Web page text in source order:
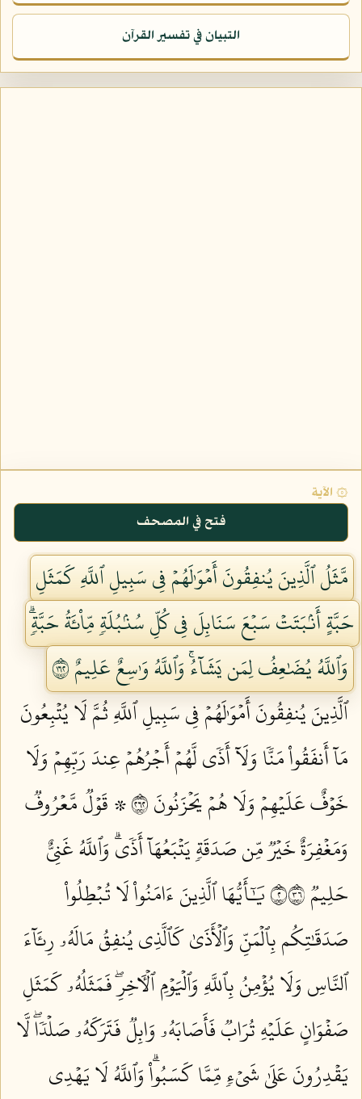
التبيان في تفسير القرآن
۞ الآية
فتح في المصحف
مَّثَلُ ٱلَّذِينَ يُنفِقُونَ أَمۡوَٰلَهُمۡ فِي سَبِيلِ ٱللَّهِ كَمَثَلِ
حَبَّةٍ أَنۢبَتَتۡ سَبۡعَ سَنَابِلَ فِي كُلِّ سُنۢبُلَةٖ مِّاْئَةُ حَبَّةٖۗ
وَٱللَّهُ يُضَٰعِفُ لِمَن يَشَآءُۚ وَٱللَّهُ وَٰسِعٌ عَلِيمٌ ٢٦١
ٱلَّذِينَ يُنفِقُونَ أَمۡوَٰلَهُمۡ فِي سَبِيلِ ٱللَّهِ ثُمَّ لَا يُتۡبِعُونَ
مَآ أَنفَقُواْ مَنّٗا وَلَآ أَذٗى لَّهُمۡ أَجۡرُهُمۡ عِندَ رَبِّهِمۡ وَلَا
خَوۡفٌ عَلَيۡهِمۡ وَلَا هُمۡ يَحۡزَنُونَ ٢٦٢
۞ قَوۡلٞ مَّعۡرُوفٞ
وَمَغۡفِرَةٌ خَيۡرٞ مِّن صَدَقَةٖ يَتۡبَعُهَآ أَذٗىۗ وَٱللَّهُ غَنِيٌّ
حَلِيمٞ ٢٦٣
يَٰٓأَيُّهَا ٱلَّذِينَ ءَامَنُواْ لَا تُبۡطِلُواْ
صَدَقَٰتِكُم بِٱلۡمَنِّ وَٱلۡأَذَىٰ كَٱلَّذِي يُنفِقُ مَالَهُۥ رِئَآءَ
ٱلنَّاسِ وَلَا يُؤۡمِنُ بِٱللَّهِ وَٱلۡيَوۡمِ ٱلۡأٓخِرِۖ فَمَثَلُهُۥ كَمَثَلِ
صَفۡوَانٍ عَلَيۡهِ تُرَابٞ فَأَصَابَهُۥ وَابِلٞ فَتَرَكَهُۥ صَلۡدٗاۖ لَّا
يَقۡدِرُونَ عَلَىٰ شَيۡءٖ مِّمَّا كَسَبُواْۗ وَٱللَّهُ لَا يَهۡدِي